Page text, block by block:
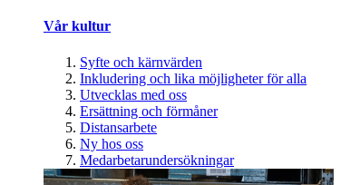
Vår kultur
Syfte och kärnvärden
Inkludering och lika möjligheter för alla
Utvecklas med oss
Ersättning och förmåner
Distansarbete
Ny hos oss
Medarbetarundersökningar